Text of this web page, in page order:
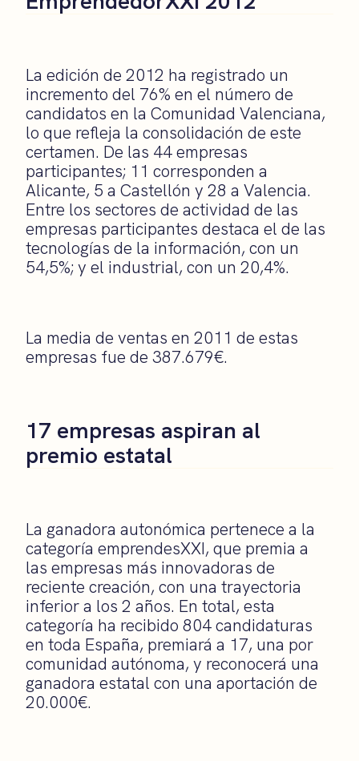
La edición de 2012 ha registrado un
incremento del 76% en el número de
candidatos en la Comunidad Valenciana,
lo que refleja la consolidación de este
certamen. De las 44 empresas
participantes; 11 corresponden a
Alicante, 5 a Castellón y 28 a Valencia.
Entre los sectores de actividad de las
empresas participantes destaca el de las
tecnologías de la información, con un
54,5%; y el industrial, con un 20,4%.
La media de ventas en 2011 de estas
empresas fue de 387.679€.
17 empresas aspiran al
premio estatal
La ganadora autonómica pertenece a la
categoría emprendesXXI, que premia a
las empresas más innovadoras de
reciente creación, con una trayectoria
inferior a los 2 años. En total, esta
categoría ha recibido 804 candidaturas
en toda España, premiará a 17, una por
comunidad autónoma, y reconocerá una
ganadora estatal con una aportación de
20.000€.